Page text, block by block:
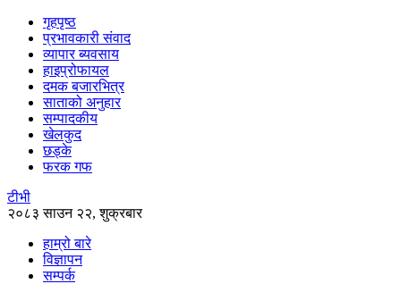
गृहपृष्ठ
प्रभावकारी संवाद
व्यापार ब्यवसाय
हाइप्रोफायल
दमक बजारभित्र
साताको अनुहार
सम्पादकीय
खेलकुद
छड्के
फरक गफ
टीभी
२०८३ साउन २२, शुक्रबार
हाम्रो बारे
विज्ञापन
सम्पर्क